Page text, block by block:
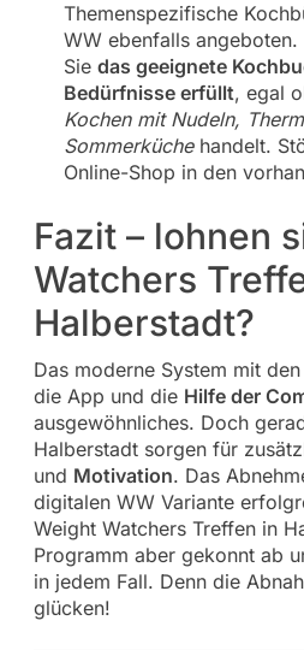
Themenspezifische
WW ebenfalls
Sie das geeignete
Bedürfnisse erfüllt, egal
Kochen mit Nudeln,
Sommerküchehandelt.
Online-Shop in den
Fazit – lohnen
Watchers
Halberstadt?
Das moderne System mit
die App und die Hilfe der
ausgewöhnliches. Doch
Halberstadt sorgen für
und Motivation. Das
digitalen WW Variante
Weight Watchers Treffen in
Programm aber gekonnt ab
in jedem Fall. Denn die
glücken!